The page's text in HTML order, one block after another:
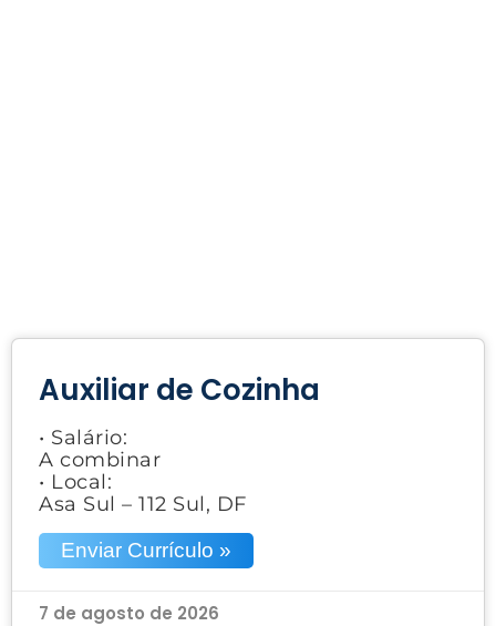
Auxiliar de Cozinha
• Salário:
A combinar
• Local:
Asa Sul – 112 Sul, DF
Enviar Currículo »
7 de agosto de 2026